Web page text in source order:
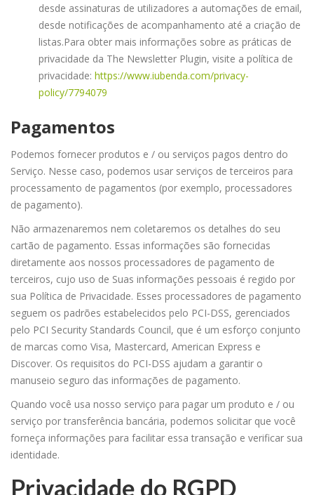
desde assinaturas de utilizadores a automações de email,
desde notificações de acompanhamento até a criação de
listas.Para obter mais informações sobre as práticas de
privacidade da The Newsletter Plugin, visite a política de
privacidade: https://www.iubenda.com/privacy-
policy/7794079
Pagamentos
Podemos fornecer produtos e / ou serviços pagos dentro do
Serviço. Nesse caso, podemos usar serviços de terceiros para
processamento de pagamentos (por exemplo, processadores
de pagamento).
Não armazenaremos nem coletaremos os detalhes do seu
cartão de pagamento. Essas informações são fornecidas
diretamente aos nossos processadores de pagamento de
terceiros, cujo uso de Suas informações pessoais é regido por
sua Política de Privacidade. Esses processadores de pagamento
seguem os padrões estabelecidos pelo PCI-DSS, gerenciados
pelo PCI Security Standards Council, que é um esforço conjunto
de marcas como Visa, Mastercard, American Express e
Discover. Os requisitos do PCI-DSS ajudam a garantir o
manuseio seguro das informações de pagamento.
Quando você usa nosso serviço para pagar um produto e / ou
serviço por transferência bancária, podemos solicitar que você
forneça informações para facilitar essa transação e verificar sua
identidade.
Privacidade do RGPD